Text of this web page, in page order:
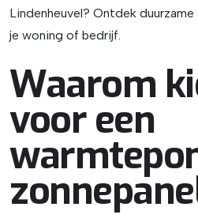
Lindenheuvel? Ontdek
je woning of bedrijf.
Waarom
voor een